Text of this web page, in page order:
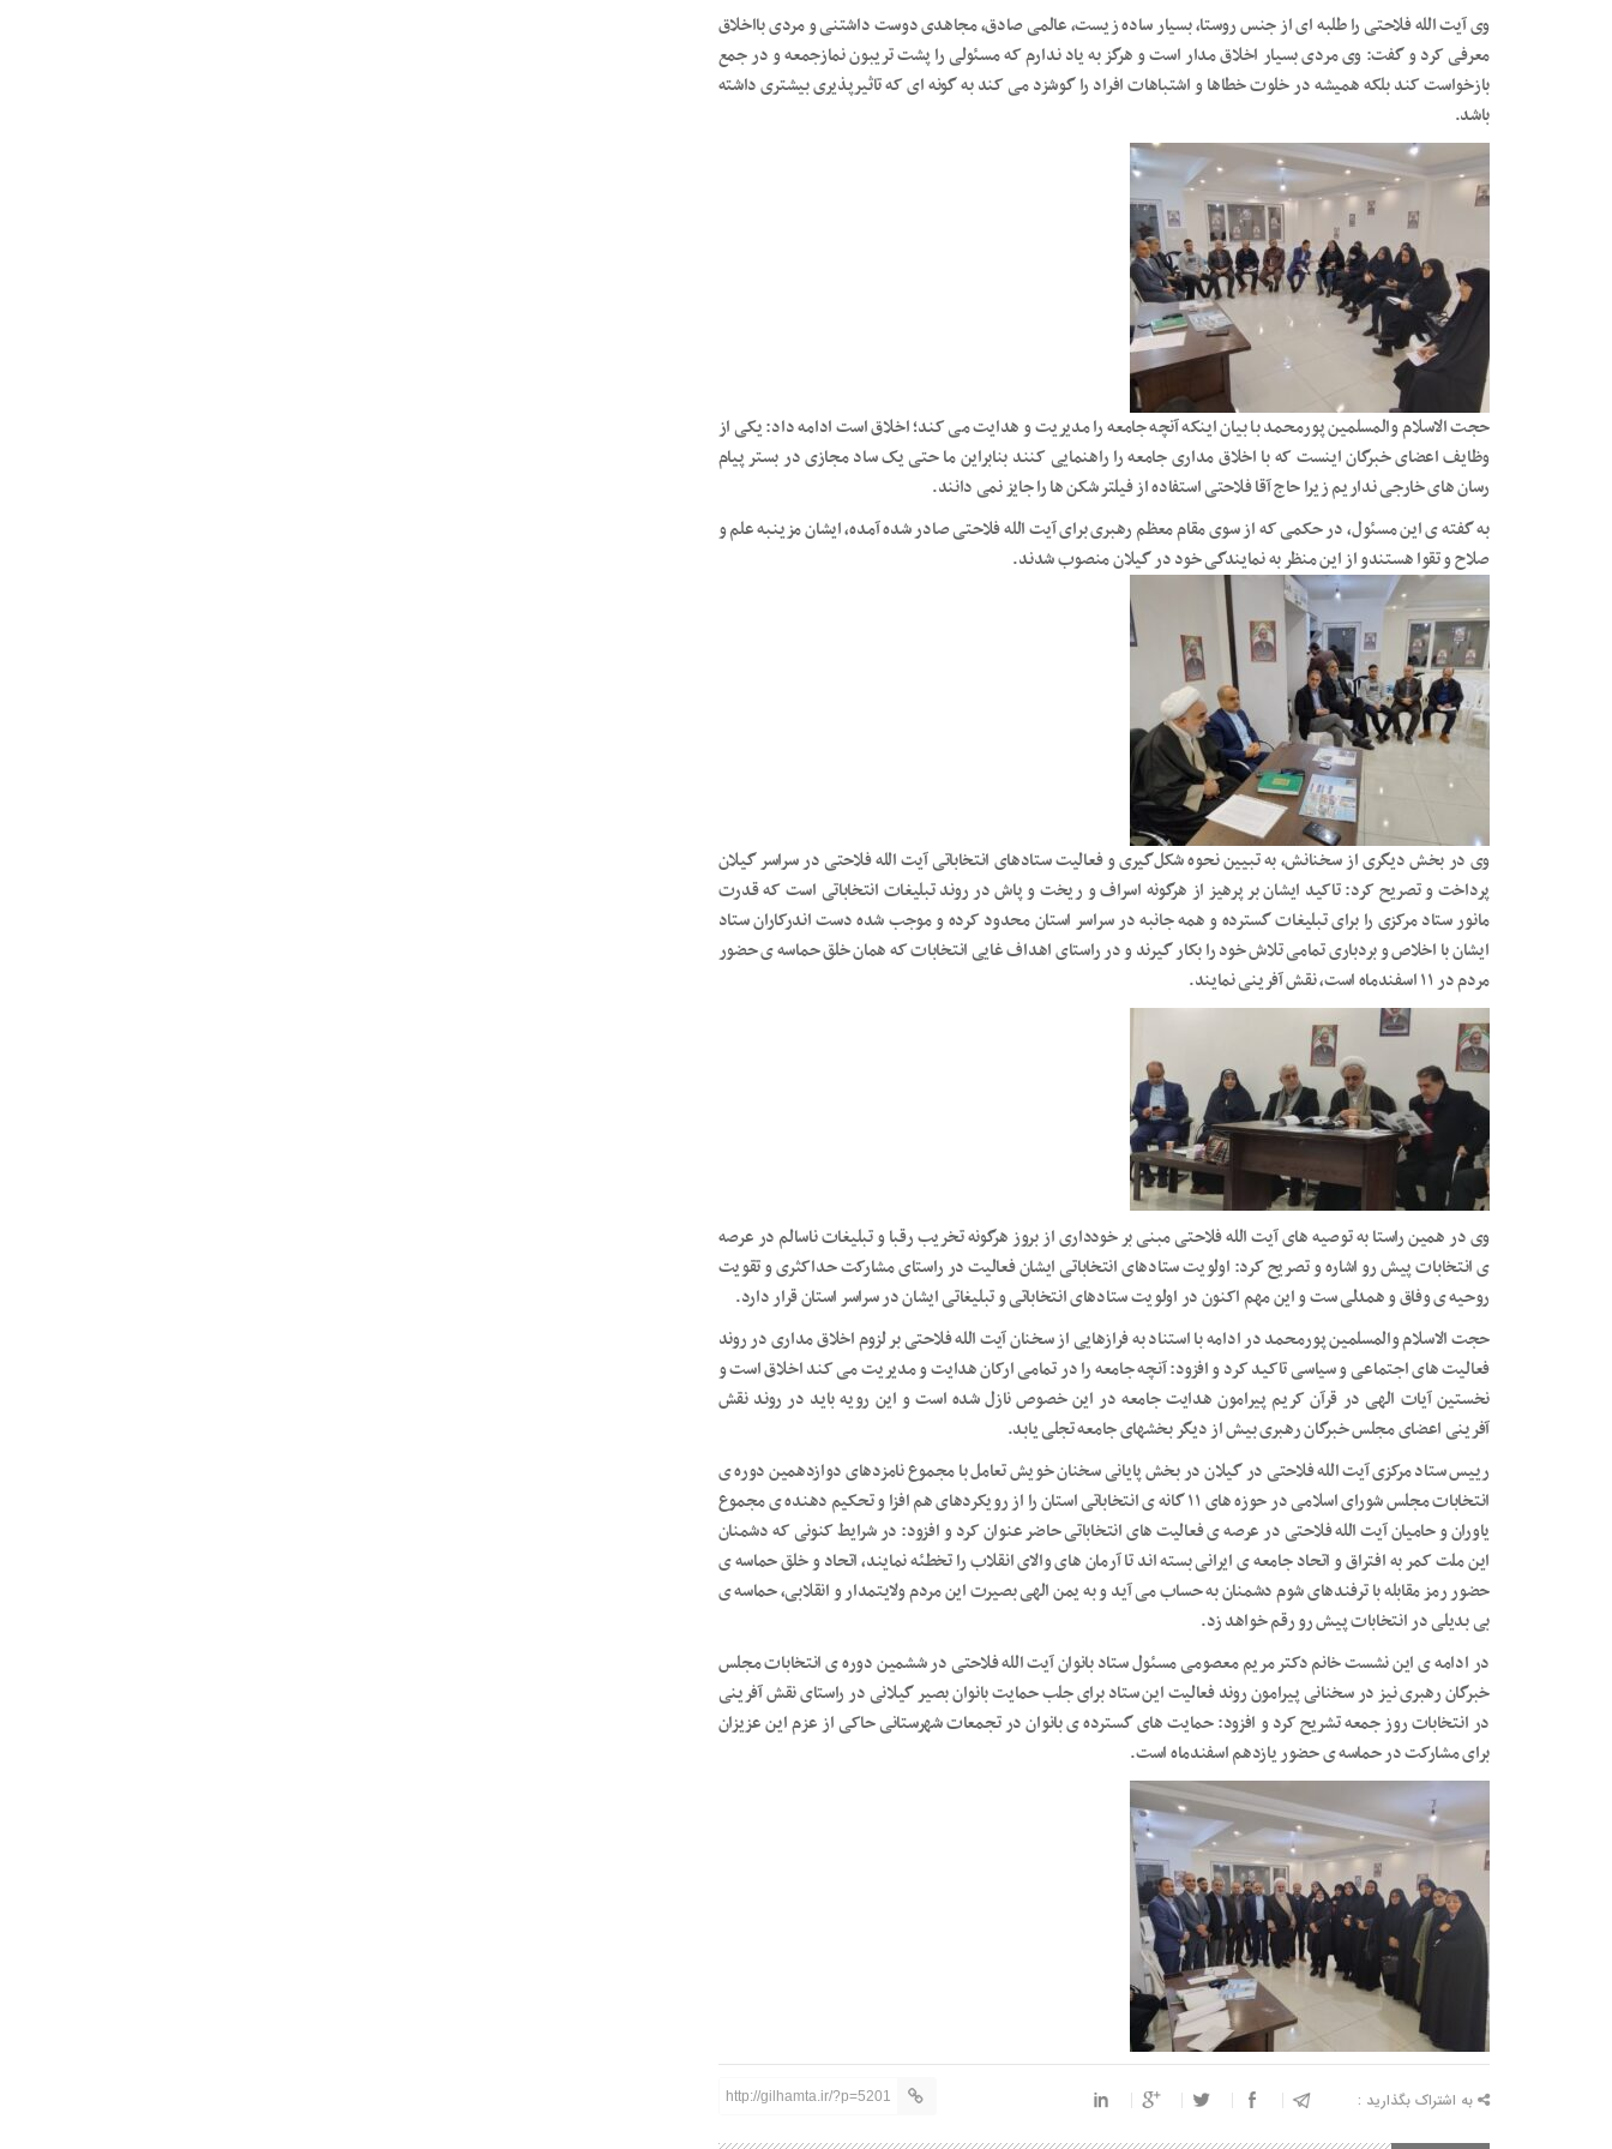
وی آیت الله فلاحتی را طلبه ای از جنس روستا، بسیار ساده زیست، عالمی صادق، مجاهدی دوست داشتنی و مردی بااخلاق
معرفی کرد و گفت: وی مردی بسیار اخلاق مدار است و هرگز به یاد ندارم که مسئولی را پشت تریبون نمازجمعه و در جمع
بازخواست کند بلکه همیشه در خلوت خطاها و اشتباهات افراد را گوشزد می کند به گونه ای که تاثیرپذیری بیشتری داشته
باشد.
حجت الاسلام والمسلمین پورمحمد با بیان اینکه آنچه جامعه را مدیریت و هدایت می کند؛ اخلاق است ادامه داد: یکی از
وظایف اعضای خبرگان اینست که با اخلاق مداری جامعه را راهنمایی کنند بنابراین ما حتی یک ساد مجازی در بستر پیام
رسان های خارجی نداریم زیرا حاج آقا فلاحتی استفاده از فیلتر شکن ها را جایز نمی دانند.
به گفته ی این مسئول، در حکمی که از سوی مقام معظم رهبری برای آیت الله فلاحتی صادر شده آمده، ایشان مزینبه علم و
صلاح و تقوا هستندو از این منظر به نمایندگی خود در گیلان منصوب شدند.
وی در بخش دیگری از سخنانش، به تبیین نحوه شکل‌گیری و فعالیت ستادهای انتخاباتی آیت الله فلاحتی در سراسر گیلان
پرداخت و تصریح کرد: تاکید ایشان بر پرهیز از هرگونه اسراف و ریخت و پاش در روند تبلیغات انتخاباتی است که قدرت
مانور ستاد مرکزی را برای تبلیغات گسترده و همه جانبه در سراسر استان محدود کرده و موجب شده دست اندرکاران ستاد
ایشان با اخلاص و بردباری تمامی تلاش خود را بکار گیرند و در راستای اهداف غایی انتخابات که همان خلق حماسه ی حضور
مردم در ۱۱ اسفندماه است، نقش آفرینی نمایند.
وی در همین راستا به توصیه های آیت الله فلاحتی مبنی بر خودداری از بروز هرگونه تخریب رقبا و تبلیغات ناسالم در عرصه
ی انتخابات پیش رو اشاره و تصریح کرد: اولویت ستادهای انتخاباتی ایشان فعالیت در راستای مشارکت حداکثری و تقویت
روحیه ی وفاق و همدلی ست و این مهم اکنون در اولویت ستادهای انتخاباتی و تبلیغاتی ایشان در سراسر استان قرار دارد.
حجت الاسلام والمسلمین پورمحمد در ادامه با استناد به فرازهایی از سخنان آیت الله فلاحتی بر لزوم اخلاق مداری در روند
فعالیت های اجتماعی و سیاسی تاکید کرد و افزود: آنچه جامعه را در تمامی ارکان هدایت و مدیریت می کند اخلاق است و
نخستین آیات الهی در قرآن کریم پیرامون هدایت جامعه در این خصوص نازل شده است و این رویه باید در روند نقش
آفرینی اعضای مجلس خبرگان رهبری بیش از دیگر بخشهای جامعه تجلی یابد.
رییس ستاد مرکزی آیت الله فلاحتی در گیلان در بخش پایانی سخنان خویش تعامل با مجموع نامزدهای دوازدهمین دوره ی
انتخابات مجلس شورای اسلامی در حوزه های ۱۱ گانه ی انتخاباتی استان را از رویکردهای هم افزا و تحکیم دهنده ی مجموع
یاوران و حامیان آیت الله فلاحتی در عرصه ی فعالیت های انتخاباتی حاضر عنوان کرد و افزود: در شرایط کنونی که دشمنان
این ملت کمر به افتراق و اتحاد جامعه ی ایرانی بسته اند تا آرمان های والای انقلاب را تخطئه نمایند، اتحاد و خلق حماسه ی
حضور رمز مقابله با ترفندهای شوم دشمنان به حساب می آید و به یمن الهی بصیرت این مردم ولایتمدار و انقلابی، حماسه ی
بی بدیلی در انتخابات پیش رو رقم خواهد زد.
در ادامه ی این نشست خانم دکتر مریم معصومی مسئول ستاد بانوان آیت الله فلاحتی در ششمین دوره ی انتخابات مجلس
خبرگان رهبری نیز در سخنانی پیرامون روند فعالیت این ستاد برای جلب حمایت بانوان بصیر گیلانی در راستای نقش آفرینی
در انتخابات روز جمعه تشریح کرد و افزود: حمایت های گسترده ی بانوان در تجمعات شهرستانی حاکی از عزم این عزیزان
برای مشارکت در حماسه ی حضور یازدهم اسفندماه است.
به اشتراک بگذارید : http://gilhamta.ir/?p=5201